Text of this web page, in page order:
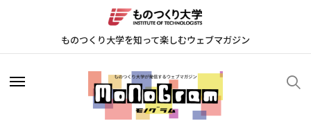
ものつくり大学を知って楽しむウェブマガジン